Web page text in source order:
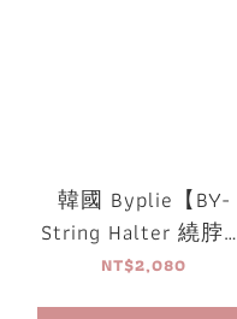
韓國 Byplie【BY-
String Halter 繞脖舞
衣】
NT$2,080